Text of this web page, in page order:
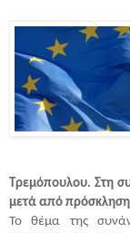
Τρεμόπουλου. Στη
μετά από
Το θέμα της